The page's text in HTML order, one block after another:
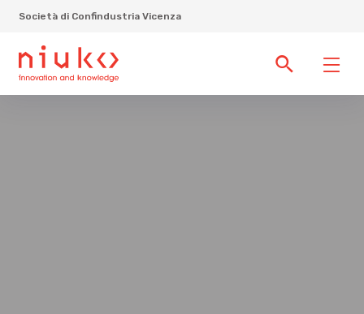
Società di Confindustria Vicenza